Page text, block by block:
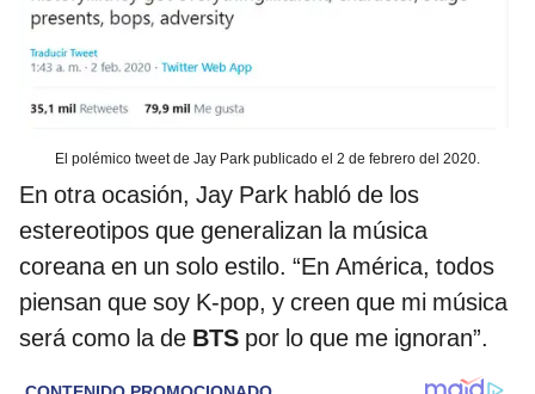
El polémico tweet de Jay Park publicado el 2 de febrero del 2020.
En otra ocasión, Jay Park habló de los
estereotipos que generalizan la música
coreana en un solo estilo. “En América, todos
piensan que soy K-pop, y creen que mi música
será como la de BTS por lo que me ignoran”.